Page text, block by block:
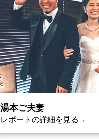
湯本ご夫妻
レポートの詳細を見る→